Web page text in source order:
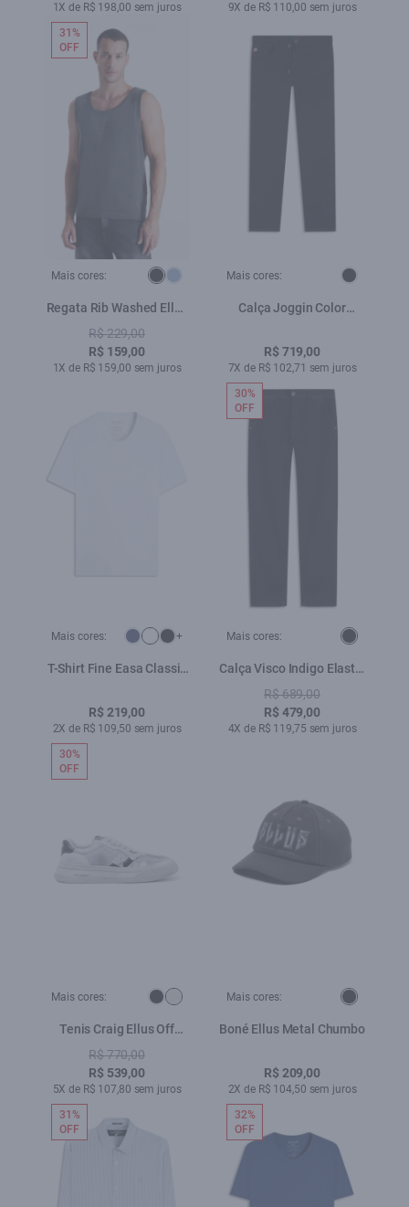
1X de R$ 198,00 sem juros 9X de R$ 110,00 sem juros
Mais cores:
Regata Rib Washed Ellus
Slim Preto
R$ 229,00
R$ 159,00
1X de R$ 159,00 sem juros
31%
OFF
Mais cores:
Calça Joggin Color
R$ 719,00
7X de R$ 102,71 sem juros
Mais cores: +
T-Shirt Fine Easa Classic
R$ 219,00
2X de R$ 109,50 sem juros
Mais cores:
Calça Visco Indigo Elastic
Skinny b Facao
Lav.Escuro C/ Pincelado
R$ 689,00
R$ 479,00
4X de R$ 119,75 sem juros
30%
OFF
Mais cores:
Tenis Craig Ellus Off
White
R$ 770,00
R$ 539,00
5X de R$ 107,80 sem juros
30%
OFF
Mais cores:
Boné Ellus Metal Chumbo
R$ 209,00
2X de R$ 104,50 sem juros
31%
OFF
32%
OFF